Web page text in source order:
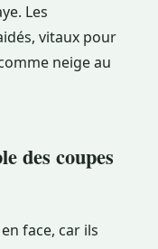
Les
vitaux pour
neige au
des coupes
face, car ils